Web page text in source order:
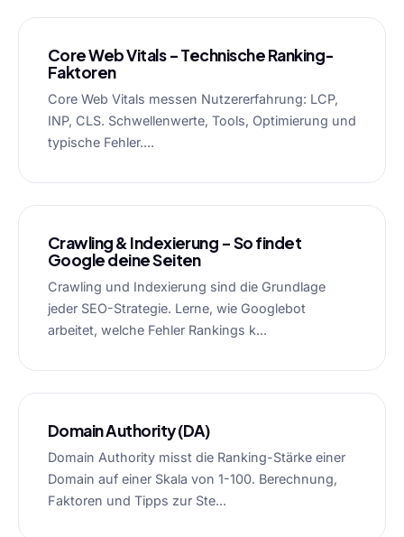
Core Web Vitals – Technische Ranking-
Faktoren
Core Web Vitals messen Nutzererfahrung: LCP,
INP, CLS. Schwellenwerte, Tools, Optimierung und
typische Fehler....
Crawling & Indexierung – So findet
Google deine Seiten
Crawling und Indexierung sind die Grundlage
jeder SEO-Strategie. Lerne, wie Googlebot
arbeitet, welche Fehler Rankings k...
Domain Authority (DA)
Domain Authority misst die Ranking-Stärke einer
Domain auf einer Skala von 1-100. Berechnung,
Faktoren und Tipps zur Ste...